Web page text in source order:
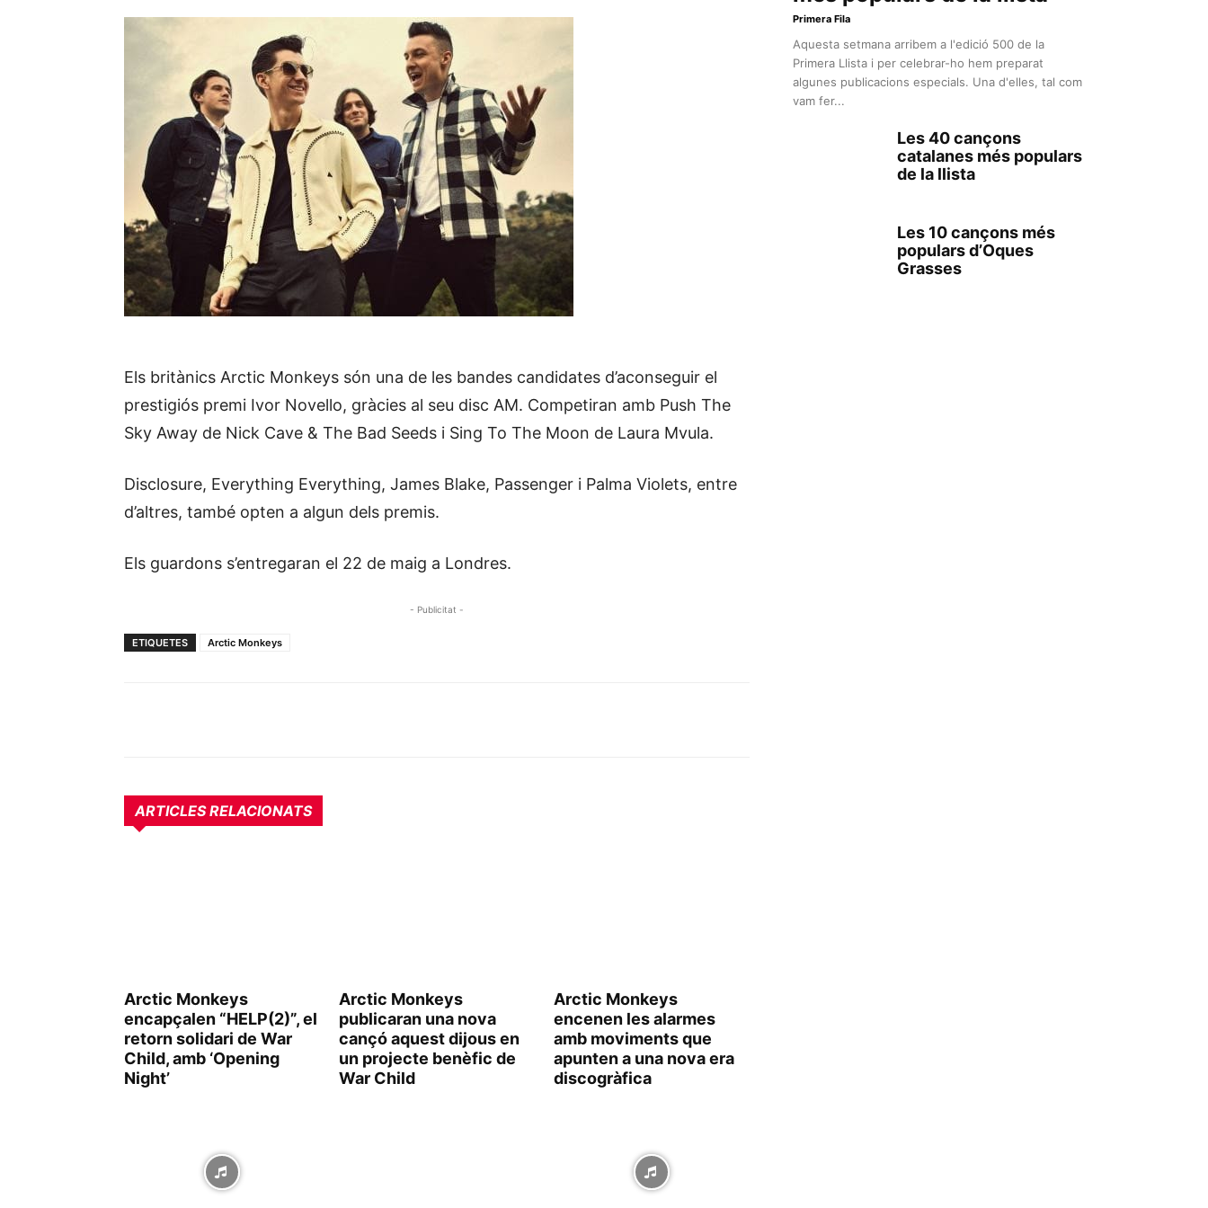
Els britànics Arctic Monkeys són una de les bandes candidates d’aconseguir el
prestigiós premi Ivor Novello, gràcies al seu disc AM. Competiran amb Push The
Sky Away de Nick Cave & The Bad Seeds i Sing To The Moon de Laura Mvula.
Disclosure, Everything Everything, James Blake, Passenger i Palma Violets, entre
d’altres, també opten a algun dels premis.
Els guardons s’entregaran el 22 de maig a Londres.
- Publicitat -
ETIQUETES Arctic Monkeys
ARTICLES RELACIONATS
Arctic Monkeys
encapçalen “HELP(2)”, el
retorn solidari de War
Child, amb ‘Opening
Night’
Arctic Monkeys
publicaran una nova
cançó aquest dijous en
un projecte benèfic de
War Child
Arctic Monkeys
encenen les alarmes
amb moviments que
apunten a una nova era
discogràfica
Primera Fila
Aquesta setmana arribem a l'edició 500 de la
Primera Llista i per celebrar-ho hem preparat
algunes publicacions especials. Una d'elles, tal com
vam fer...
Les 40 cançons
catalanes més populars
de la llista
Les 10 cançons més
populars d’Oques
Grasses